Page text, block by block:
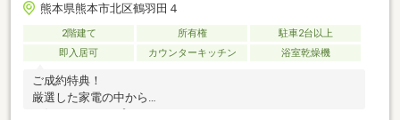
熊本県熊本市北区鶴羽田４
2階建て 所有権
駐車2台以上
即入居可
カウンターキッチン 浴室乾燥機
ご成約特典！
厳選した家電の中から
お好きなものをプレゼント！